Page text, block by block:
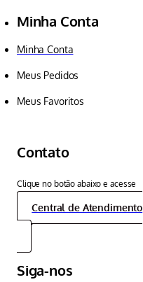
Minha Conta
Minha Conta
Meus Pedidos
Meus Favoritos
Contato
Clique no botão abaixo e acesse
a central de atendimento:
Central de Atendimento
Siga-nos